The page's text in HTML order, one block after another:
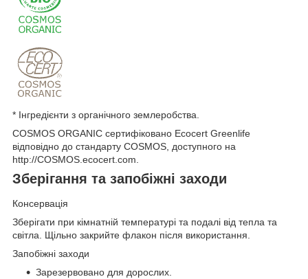
* Інгредієнти з органічного землеробства.
COSMOS ORGANIC сертифіковано Ecocert Greenlife
відповідно до стандарту COSMOS, доступного на
http://COSMOS.ecocert.com.
Зберігання та запобіжні заходи
Консервація
Зберігати при кімнатній температурі та подалі від тепла та
світла. Щільно закрийте флакон після використання.
Запобіжні заходи
Зарезервовано для дорослих.